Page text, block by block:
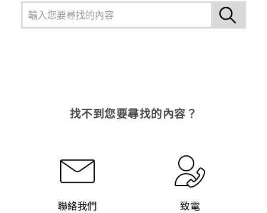
找不到您要尋找的內容？
聯絡我們 致電